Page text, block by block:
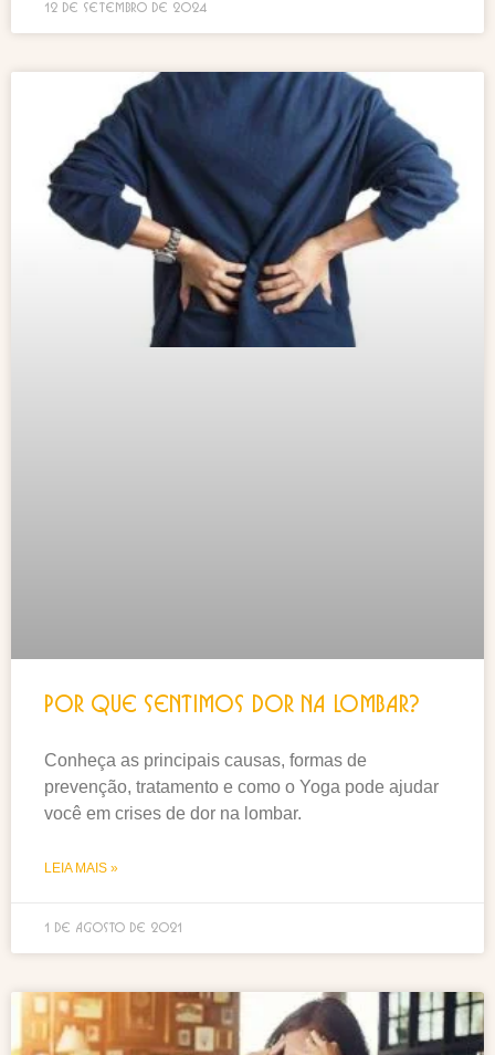
12 de setembro de 2024
Por que sentimos dor na lombar?
Conheça as principais causas, formas de
prevenção, tratamento e como o Yoga pode ajudar
você em crises de dor na lombar.
LEIA MAIS »
1 de agosto de 2021